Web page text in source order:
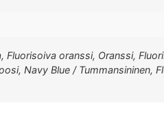
oranssi, Oranssi,
Navy Blue / Tummansininen,